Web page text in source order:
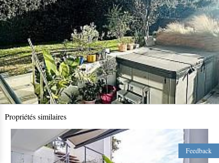
Propriétés similaires
Feedback